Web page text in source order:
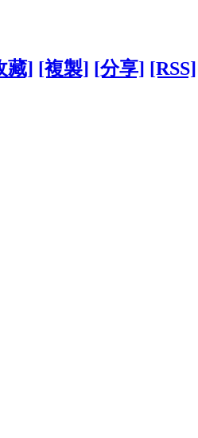
藏] [複製] [分享] [RSS]